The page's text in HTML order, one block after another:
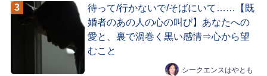
待って/行かないで/そばにいて……【既
婚者のあの人の心の叫び】あなたへの
愛と、裏で渦巻く黒い感情⇒心から望
むこと
シークエンスはやとも